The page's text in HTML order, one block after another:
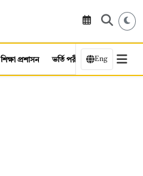
শিক্ষা প্রশাসন ভর্তি পরীক্ষা কর্মসংস্থান
Eng